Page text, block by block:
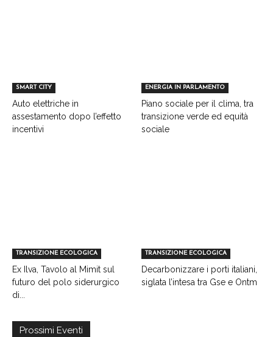
SMART CITY
Auto elettriche in
assestamento dopo l’effetto
incentivi
ENERGIA IN PARLAMENTO
Piano sociale per il clima, tra
transizione verde ed equità
sociale
TRANSIZIONE ECOLOGICA
Ex Ilva, Tavolo al Mimit sul
futuro del polo siderurgico
di...
TRANSIZIONE ECOLOGICA
Decarbonizzare i porti italiani,
siglata l’intesa tra Gse e Ontm
Prossimi Eventi